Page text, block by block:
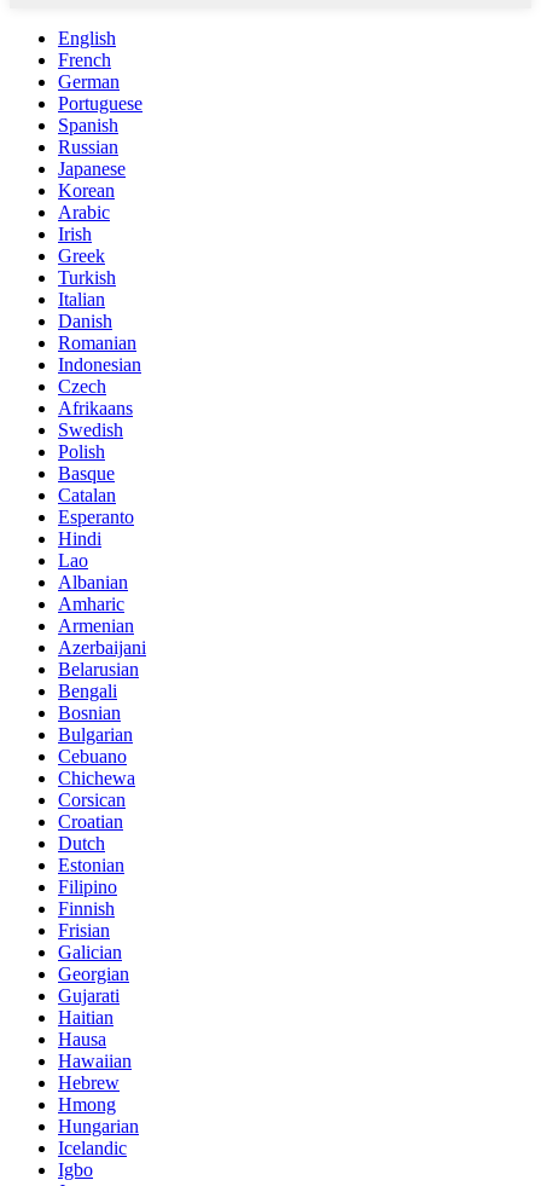
English
French
German
Portuguese
Spanish
Russian
Japanese
Korean
Arabic
Irish
Greek
Turkish
Italian
Danish
Romanian
Indonesian
Czech
Afrikaans
Swedish
Polish
Basque
Catalan
Esperanto
Hindi
Lao
Albanian
Amharic
Armenian
Azerbaijani
Belarusian
Bengali
Bosnian
Bulgarian
Cebuano
Chichewa
Corsican
Croatian
Dutch
Estonian
Filipino
Finnish
Frisian
Galician
Georgian
Gujarati
Haitian
Hausa
Hawaiian
Hebrew
Hmong
Hungarian
Icelandic
Igbo